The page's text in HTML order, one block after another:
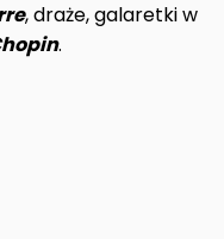
, draże, galaretki w
.